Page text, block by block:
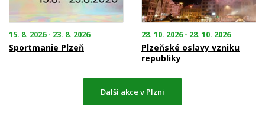
15. 8. 2026 - 23. 8. 2026
Sportmanie Plzeň
28. 10. 2026 - 28. 10. 2026
Plzeňské oslavy vzniku
republiky
Další akce v Plzni